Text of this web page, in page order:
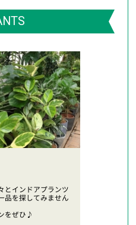
とインドアプランツ
品を探してみません
をぜひ♪